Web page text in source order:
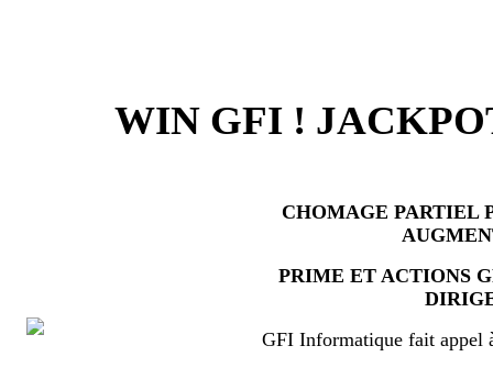
WIN GFI !
CHOMAGE PARTIEL
PRIME ET ACTIONS
GFI Informatique fait appel